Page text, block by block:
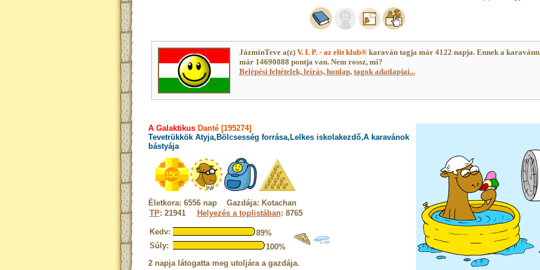
JázminTeve a(z) V. I. P. - az elit klub®karaván tagja már 4122 napja. Ennek a
már 14690888 pontja van. Nem rossz, mi?
Belépési feltételek, leírás, honlap, tagok adatlapjai...
A GalaktikusDanté [195274]
Tevetrükkök Atyja,Bölcsesség forrása,Lelkes iskolakezdő,A karavánok
bástyája
Életkora: 6556 nap Gazdája: Kotachan
TP: 21941 Helyezés a toplistában: 8765
Kedv:
89%
Súly:
100%
2 napja látogatta meg utoljára a gazdája.